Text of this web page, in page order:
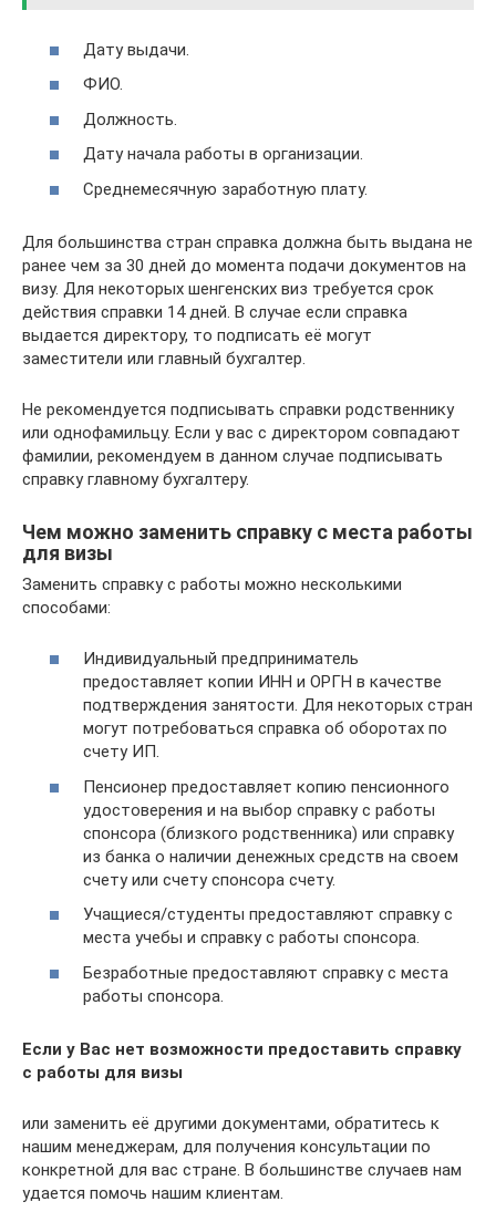
Дату выдачи.
ФИО.
Должность.
Дату начала работы в организации.
Среднемесячную заработную плату.
Для большинства стран справка должна быть выдана не
ранее чем за 30 дней до момента подачи документов на
визу. Для некоторых шенгенских виз требуется срок
действия справки 14 дней. В случае если справка
выдается директору, то подписать её могут
заместители или главный бухгалтер.
Не рекомендуется подписывать справки родственнику
или однофамильцу. Если у вас с директором совпадают
фамилии, рекомендуем в данном случае подписывать
справку главному бухгалтеру.
Чем можно заменить справку с места работы
для визы
Заменить справку с работы можно несколькими
способами:
Индивидуальный предприниматель
предоставляет копии ИНН и ОРГН в качестве
подтверждения занятости. Для некоторых стран
могут потребоваться справка об оборотах по
счету ИП.
Пенсионер предоставляет копию пенсионного
удостоверения и на выбор справку с работы
спонсора (близкого родственника) или справку
из банка о наличии денежных средств на своем
счету или счету спонсора счету.
Учащиеся/студенты предоставляют справку с
места учебы и справку с работы спонсора.
Безработные предоставляют справку с места
работы спонсора.
Если у Вас нет возможности предоставить справку
с работы для визы
или заменить её другими документами, обратитесь к
нашим менеджерам, для получения консультации по
конкретной для вас стране. В большинстве случаев нам
удается помочь нашим клиентам.